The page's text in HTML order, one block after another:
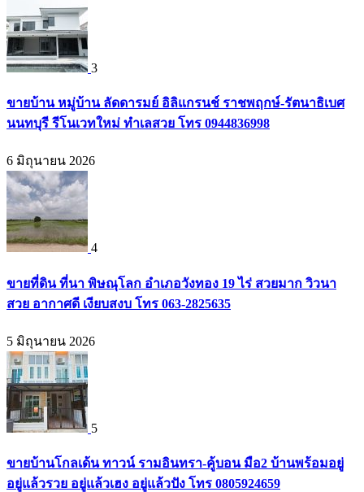
3
ขายบ้าน หมู่บ้าน ลัดดารมย์ อิลิแกรนช์ ราชพฤกษ์-รัตนาธิเบศ
นนทบุรี รีโนเวทใหม่ ทำเลสวย โทร 0944836998
6 มิถุนายน 2026
4
ขายที่ดิน ที่นา พิษณุโลก อำเภอวังทอง 19 ไร่ สวยมาก วิวนา
สวย อากาศดี เงียบสงบ โทร 063-2825635
5 มิถุนายน 2026
5
ขายบ้านโกลเด้น ทาวน์ รามอินทรา-คู้บอน มือ2 บ้านพร้อมอยู่
อยู่แล้วรวย อยู่แล้วเฮง อยู่แล้วปัง โทร 0805924659